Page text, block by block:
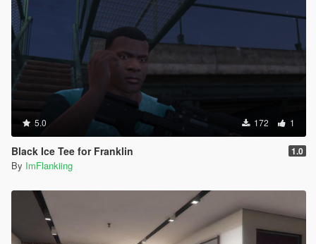
5.0 172 1
Black Ice Tee for Franklin 1.0
By ImFlankiing